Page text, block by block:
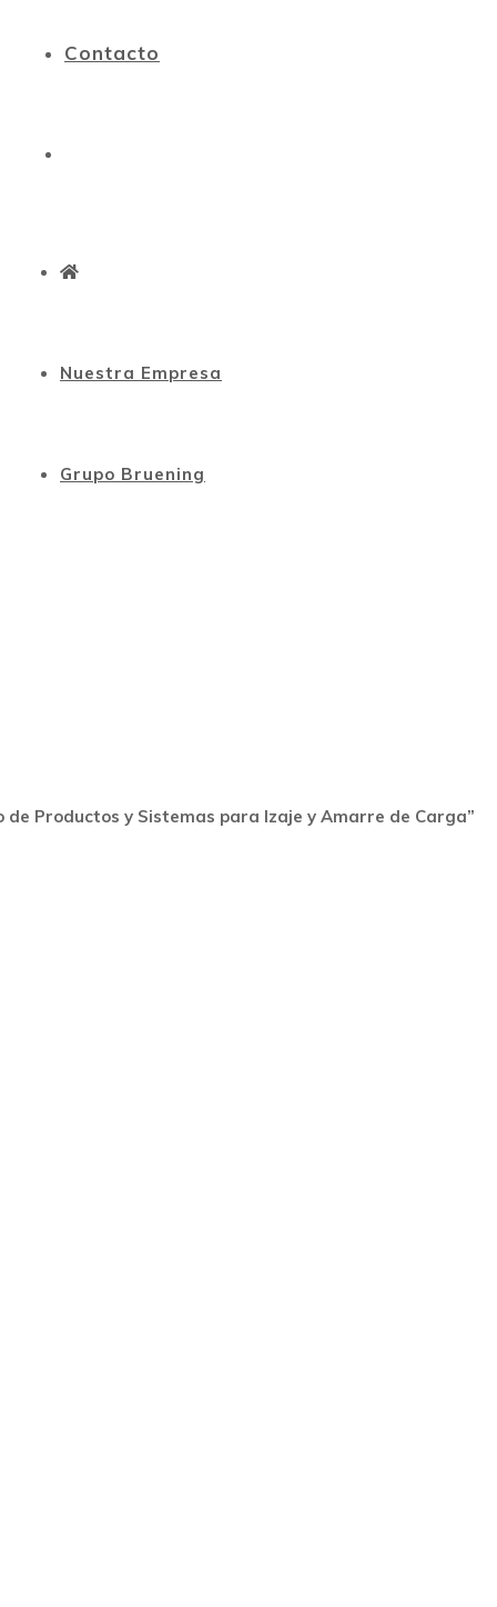
Contacto
Nuestra Empresa
Grupo Bruening
Productos y Sistemas para Izaje y Amarre de Carga”